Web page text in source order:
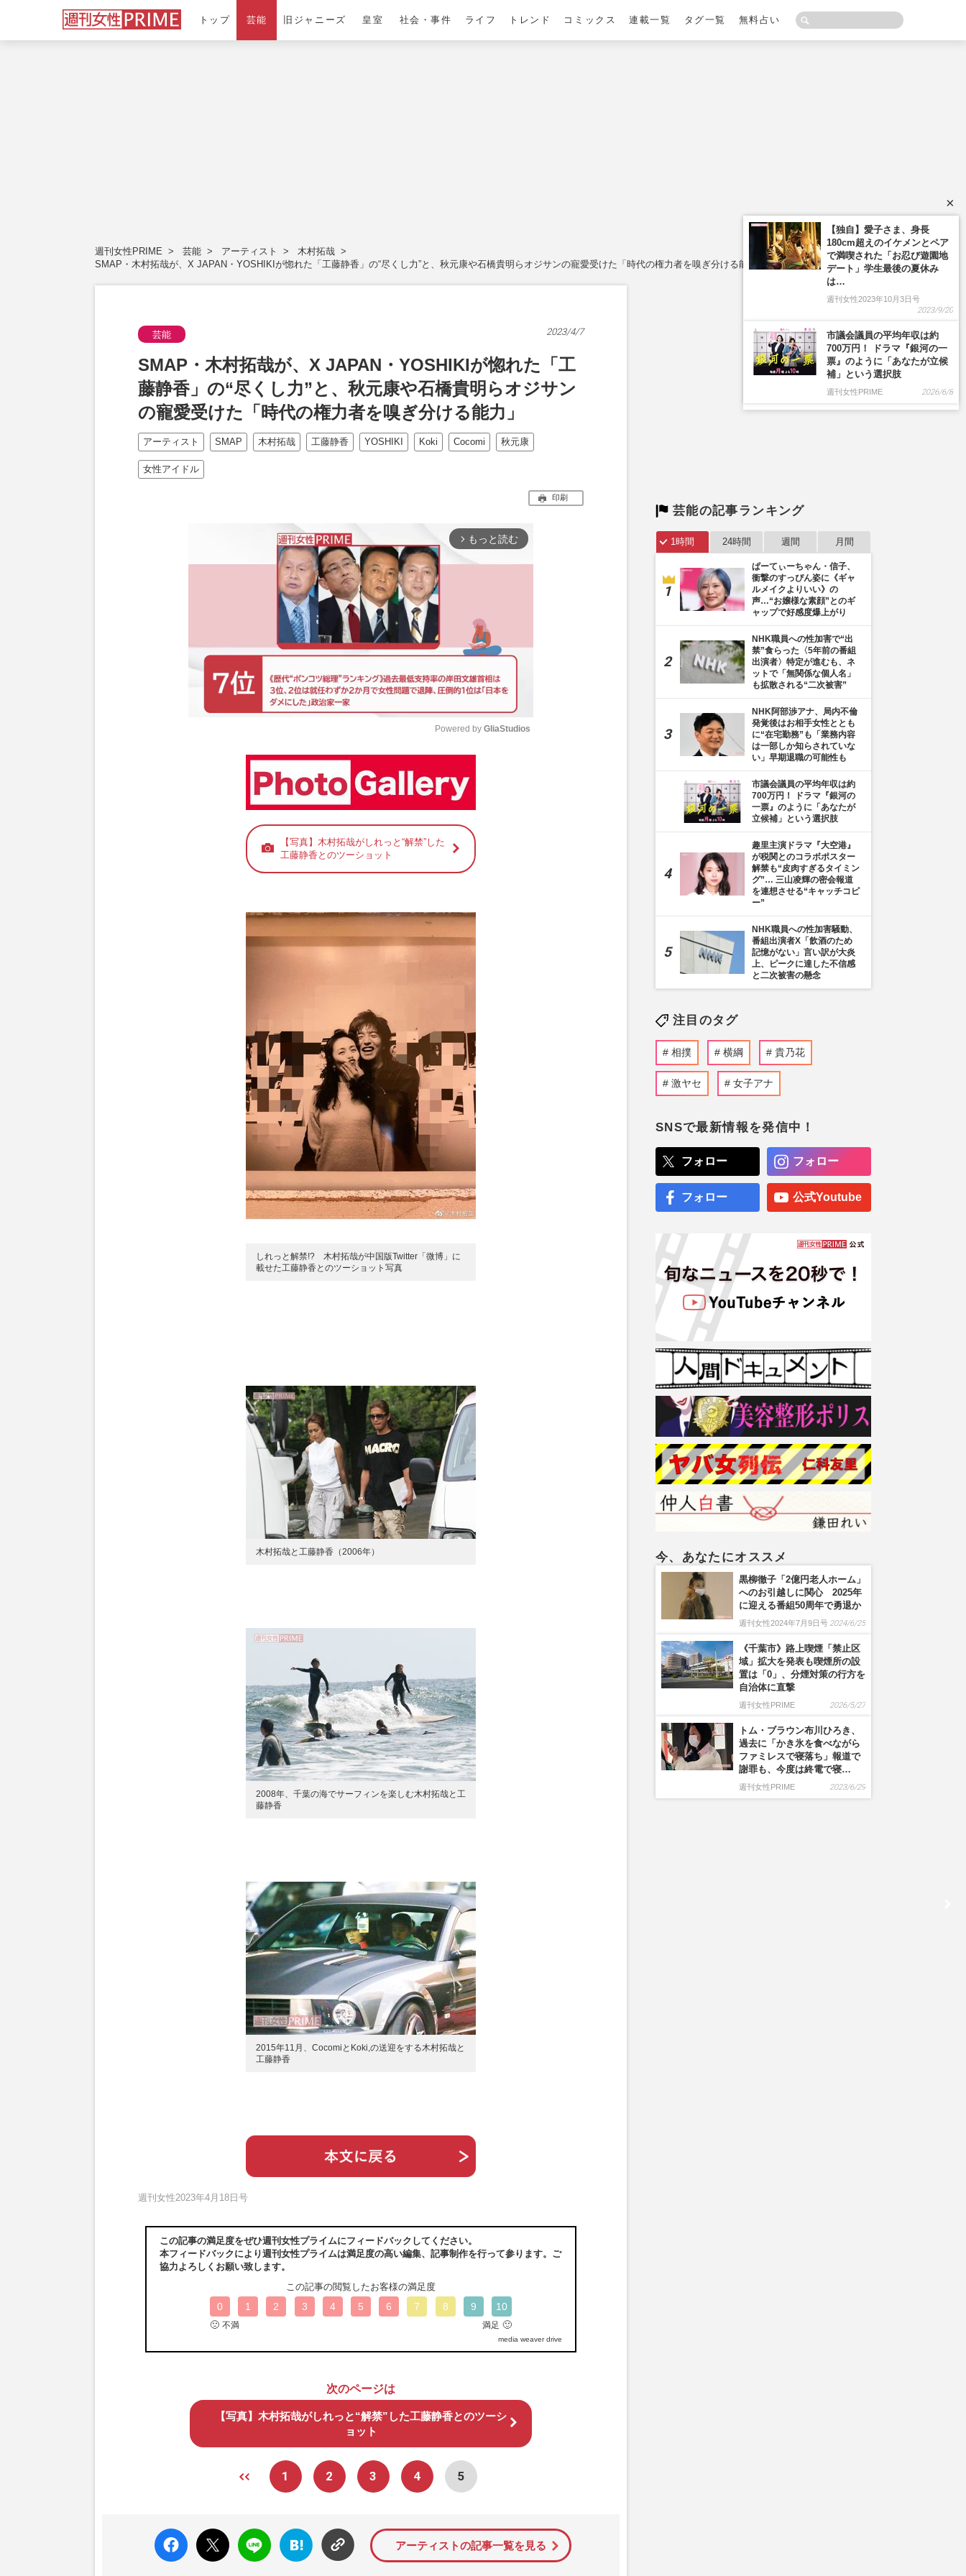
トップ 芸能 旧ジャニーズ 皇室 社会・事件 ライフ トレンド コミックス 連載一覧 タグ一覧 無料占い
週刊女性PRIME 芸能 アーティスト
木村拓哉
SMAP・木村拓哉が、X JAPAN・YOSHIKIが惚れた「工藤静香」の“尽くし力”と、秋元康や石橋貴明らオジサンの寵愛受けた「時代の権力者を嗅ぎ分ける能力」
芸能 2023/4/7
SMAP・木村拓哉が、X JAPAN・YOSHIKIが惚れた「工
藤静香」の“尽くし力”と、秋元康や石橋貴明らオジサン
の寵愛受けた「時代の権力者を嗅ぎ分ける能力」
アーティスト SMAP 木村拓哉 工藤静香 YOSHIKI Koki Cocomi 秋元康
女性アイドル
印刷
arrow_forward_ios もっと読む
u
t
e
Powered by GliaStudios
【写真】木村拓哉がしれっと“解禁”した
工藤静香とのツーショット
しれっと解禁!? 木村拓哉が中国版Twitter「微博」に
載せた工藤静香とのツーショット写真
木村拓哉と工藤静香（2006年）
2008年、千葉の海でサーフィンを楽しむ木村拓哉と工
藤静香
2015年11月、CocomiとKoki,の送迎をする木村拓哉と
工藤静香
週刊女性2023年4月18日号
この記事の満足度をぜひ週刊女性プライムにフィードバックしてください。
本フィードバックにより週刊女性プライムは満足度の高い編集、記事制作を行って参ります。ご
協力よろしくお願い致します。
この記事の閲覧したお客様の満足度
0 1 2 3 4 5 6 7 8 9 10
🙁 不満 満足 🙂
media weaver drive
次のページは
【写真】木村拓哉がしれっと“解禁”した工藤静香とのツーシ
ョット
1 2 3 4 5
faceboo
k いい
ね
X ポス
ト
LINE
はてな
ブック
マーク
アーティストの記事一覧を見る
芸能の記事ランキング
1時間 24時間 週間 月間
ぱーてぃーちゃん・信子、
衝撃のすっぴん姿に《ギャ
ルメイクよりいい》の
声…“お嬢様な素顔”とのギ
ャップで好感度爆上がり
NHK職員への性加害で“出
禁”食らった〈5年前の番組
出演者〉特定が進むも、ネ
ットで「無関係な個人名」
も拡散される“二次被害”
NHK阿部渉アナ、局内不倫
発覚後はお相手女性ととも
に“在宅勤務”も「業務内容
は一部しか知らされていな
い」早期退職の可能性も
市議会議員の平均年収は約
700万円！ ドラマ『銀河の
一票』のように「あなたが
立候補」という選択肢
趣里主演ドラマ『大空港』
が税関とのコラボポスター
解禁も“皮肉すぎるタイミン
グ”… 三山凌輝の密会報道
を連想させる“キャッチコピ
ー”
NHK職員への性加害騒動、
番組出演者X「飲酒のため
記憶がない」言い訳が大炎
上、ピークに達した不信感
と二次被害の懸念
注目のタグ
相撲 横綱 貴乃花
激ヤセ 女子アナ
SNSで最新情報を発信中！
フォロー フォロー
フォロー 公式Youtube
今、あなたにオススメ
黒柳徹子「2億円老人ホーム」
へのお引越しに関心 2025年
に迎える番組50周年で勇退か
週刊女性2024年7月9日号 2024/6/25
《千葉市》路上喫煙「禁止区
域」拡大を発表も喫煙所の設
置は「0」、分煙対策の行方を
自治体に直撃
週刊女性PRIME 2026/5/27
トム・ブラウン布川ひろき、
過去に「かき氷を食べながら
ファミレスで寝落ち」報道で
謝罪も、今度は終電で寝…
週刊女性PRIME 2023/6/29
×
【独自】愛子さま、身長
180cm超えのイケメンとペア
で満喫された「お忍び遊園地
デート」学生最後の夏休み
は…
週刊女性2023年10月3日号
2023/9/20
市議会議員の平均年収は約
700万円！ ドラマ『銀河の一
票』のように「あなたが立候
補」という選択肢
週刊女性PRIME 2026/6/8